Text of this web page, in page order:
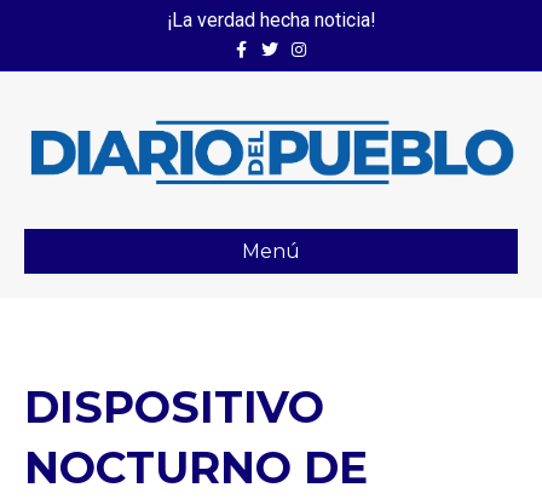
¡La verdad hecha noticia!
FacebookTwitterInstagram
Menú
DISPOSITIVO
NOCTURNO DE